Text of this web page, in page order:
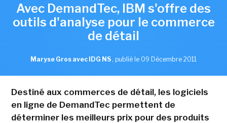
Avec DemandTec, IBM s'offre des
outils d'analyse pour le commerce
de détail
Maryse Gros avec IDG NS , publié le 09 Décembre 2011
Destiné aux commerces de détail, les logiciels
en ligne de DemandTec permettent de
déterminer les meilleurs prix pour des produits